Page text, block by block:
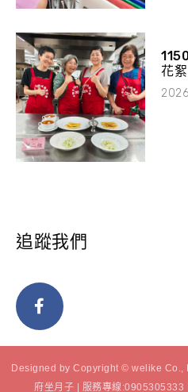
花絮
追蹤我們
Designed by Copyright © welike Co.,
府坐月子 | 服務專線:0905305333